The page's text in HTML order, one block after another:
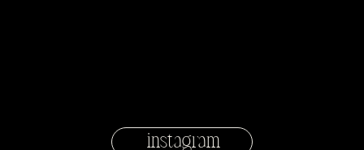
instagram